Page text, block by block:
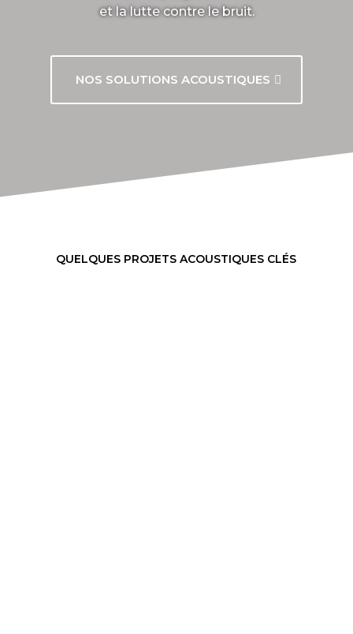
et la lutte contre le bruit.
NOS SOLUTIONS ACOUSTIQUES
QUELQUES PROJETS ACOUSTIQUES CLÉS